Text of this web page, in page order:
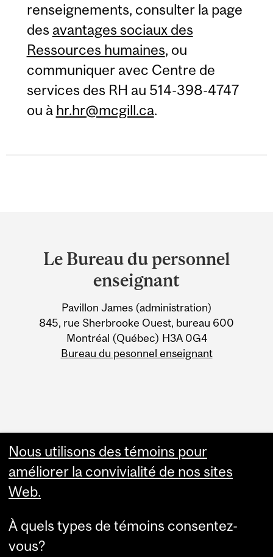
renseignements, consulter la page
des avantages sociaux des
Ressources humaines, ou
communiquer avec Centre de
services des RH au 514-398-4747
ou à hr.hr@mcgill.ca.
and
University
Information
Le Bureau du personnel
enseignant
Pavillon James (administration)
845, rue Sherbrooke Ouest, bureau 600
Montréal (Québec) H3A 0G4
Bureau du pesonnel enseignant
Other resources
Academic & Administrative
HR Knowledge Base
Login to Workday
Nous utilisons des témoins pour
améliorer la convivialité de nos sites
Web.
À quels types de témoins consentez-
vous?